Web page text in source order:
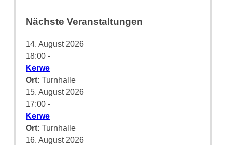
Nächste Veranstaltungen
14. August 2026
18:00 -
Kerwe
Ort: Turnhalle
15. August 2026
17:00 -
Kerwe
Ort: Turnhalle
16. August 2026